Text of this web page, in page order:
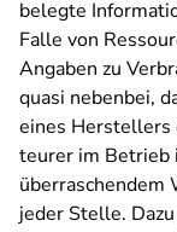
belegte
Falle von
Angaben zu
quasi nebenbei,
eines Herstellers
teurer im Betrieb
überraschendem
jeder Stelle.